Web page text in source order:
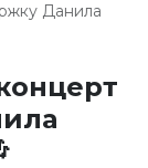
Данила